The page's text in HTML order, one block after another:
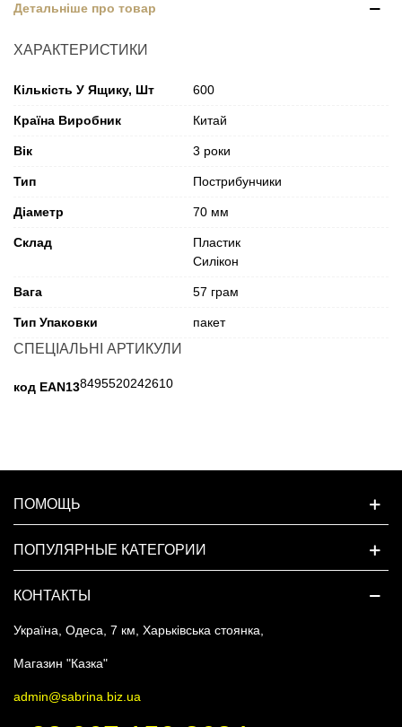
Детальніше про товар
ХАРАКТЕРИСТИКИ
Кількість У Ящику, Шт 600
Країна Виробник Китай
Вік 3 роки
Тип Пострибунчики
Діаметр 70 мм
Склад
Пластик
Силікон
Вага 57 грам
Тип Упаковки пакет
СПЕЦІАЛЬНІ АРТИКУЛИ
код EAN138495520242610
ПОМОЩЬ
ПОПУЛЯРНЫЕ КАТЕГОРИИ
КОНТАКТЫ
Україна, Одеса, 7 км, Харьківська стоянка,
Магазин "Казка"
admin@sabrina.biz.ua